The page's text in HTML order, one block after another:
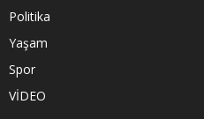
Politika
Yaşam
Spor
VİDEO